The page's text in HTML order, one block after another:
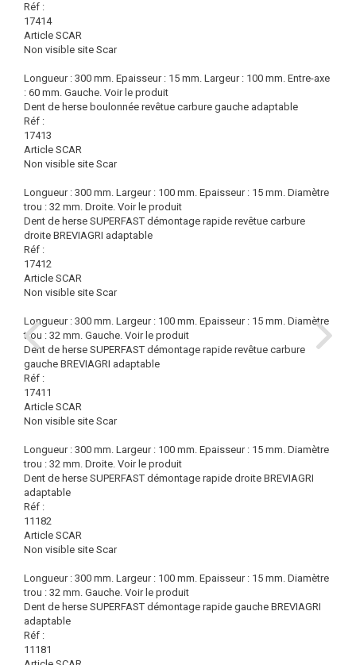
Réf :
17414
Article SCAR
Non visible site Scar
Longueur : 300 mm. Epaisseur : 15 mm. Largeur : 100 mm. Entre-axe
: 60 mm. Gauche. Voir le produit
Dent de herse boulonnée revêtue carbure gauche adaptable
Réf :
17413
Article SCAR
Non visible site Scar
Longueur : 300 mm. Largeur : 100 mm. Epaisseur : 15 mm. Diamètre
trou : 32 mm. Droite. Voir le produit
Dent de herse SUPERFAST démontage rapide revêtue carbure
droite BREVIAGRI adaptable
Réf :
17412
Article SCAR
Non visible site Scar
Longueur : 300 mm. Largeur : 100 mm. Epaisseur : 15 mm. Diamètre
trou : 32 mm. Gauche. Voir le produit
Dent de herse SUPERFAST démontage rapide revêtue carbure
gauche BREVIAGRI adaptable
Réf :
17411
Article SCAR
Non visible site Scar
Longueur : 300 mm. Largeur : 100 mm. Epaisseur : 15 mm. Diamètre
trou : 32 mm. Droite. Voir le produit
Dent de herse SUPERFAST démontage rapide droite BREVIAGRI
adaptable
Réf :
11182
Article SCAR
Non visible site Scar
Longueur : 300 mm. Largeur : 100 mm. Epaisseur : 15 mm. Diamètre
trou : 32 mm. Gauche. Voir le produit
Dent de herse SUPERFAST démontage rapide gauche BREVIAGRI
adaptable
Réf :
11181